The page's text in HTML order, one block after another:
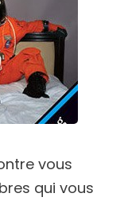
vous
qui vous